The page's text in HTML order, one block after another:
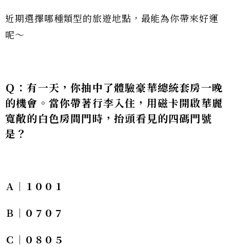
近期選擇哪種類型的旅遊地點，最能為你帶來好運
呢～
Ｑ：有一天，你抽中了體驗豪華總統套房一晚
的機會。當你帶著行李入住，用磁卡開啟華麗
寬敞的白色房間門時，抬頭看見的四碼門號
是？
Ａ｜１００１
Ｂ｜０７０７
Ｃ｜０８０５